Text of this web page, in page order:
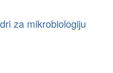
za mikrobiologiju